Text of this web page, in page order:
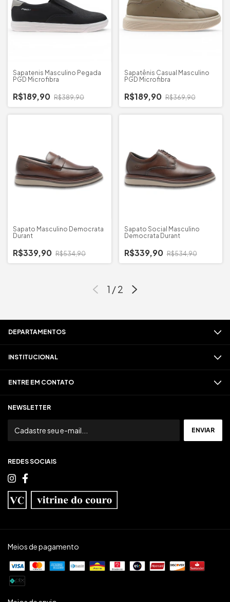
Sapatenis Masculino Pegada
PGD Microfibra
R$189,90 R$389,90
Sapatênis Casual Masculino
PGD Microfibra
R$189,90 R$369,90
Sapato Masculino Democrata
Durant
R$339,90 R$534,90
Sapato Social Masculino
Democrata Durant
R$339,90 R$534,90
1 /2
DEPARTAMENTOS
INSTITUCIONAL
ENTRE EM CONTATO
NEWSLETTER
REDES SOCIAIS
Meios de pagamento